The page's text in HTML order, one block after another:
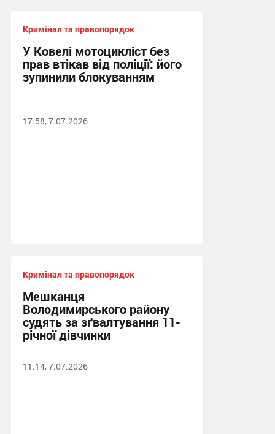
Кримінал та правопорядок
У Ковелі мотоцикліст без
прав втікав від поліції: його
зупинили блокуванням
17:58, 7.07.2026
Кримінал та правопорядок
Мешканця
Володимирського району
судять за зґвалтування 11-
річної дівчинки
11:14, 7.07.2026